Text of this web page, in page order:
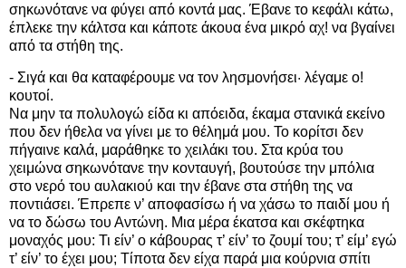
σηκωνότανε να φύγει από κοντά μας. Έβανε το κεφάλι κάτω,
έπλεκε την κάλτσα και κάποτε άκουα ένα μικρό αχ! να βγαίνει
από τα στήθη της.
- Σιγά και θα καταφέρουμε να τον λησμονήσει· λέγαμε ο!
κουτοί.
Να μην τα πολυλογώ είδα κι απόειδα, έκαμα στανικά εκείνο
που δεν ήθελα να γίνει με το θέλημά μου. Το κορίτσι δεν
πήγαινε καλά, μαράθηκε το χειλάκι του. Στα κρύα του
χειμώνα σηκωνότανε την κονταυγή, βουτούσε την μπόλια
στο νερό του αυλακιού και την έβανε στα στήθη της να
ποντιάσει. Έπρεπε ν’ αποφασίσω ή να χάσω το παιδί μου ή
να το δώσω του Αντώνη. Μια μέρα έκατσα και σκέφτηκα
μοναχός μου: Τι είν’ ο κάβουρας τ’ είν’ το ζουμί του; τ’ είμ’ εγώ
τ’ είν’ το έχει μου; Τίποτα δεν είχα παρά μια κούρνια σπίτι